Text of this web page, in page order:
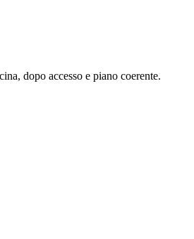
dopo accesso e piano coerente.